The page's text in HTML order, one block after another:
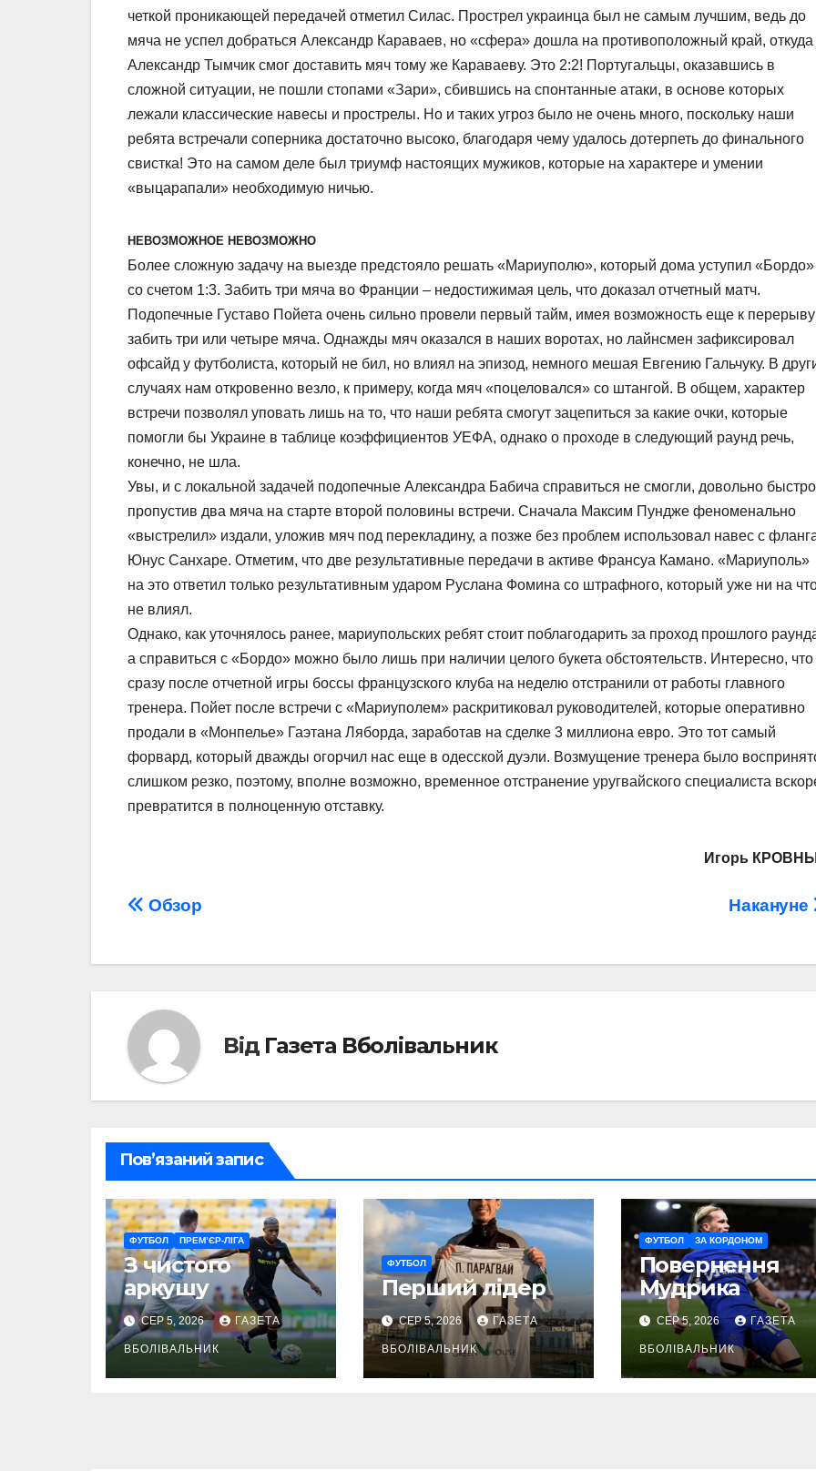
четкой проникающей передачей отметил Силас. Прострел украинца был не самым лучшим, ведь до
мяча не успел добраться Александр Караваев, но «сфера» дошла на противоположный край, откуда
Александр Тымчик смог доставить мяч тому же Караваеву. Это 2:2! Португальцы, оказавшись в
сложной ситуации, не пошли стопами «Зари», сбившись на спонтанные атаки, в основе которых
лежали классические навесы и прострелы. Но и таких угроз было не очень много, поскольку наши
ребята встречали соперника достаточно высоко, благодаря чему удалось дотерпеть до финального
свистка! Это на самом деле был триумф настоящих мужиков, которые на характере и умении
«выцарапали» необходимую ничью.
НЕВОЗМОЖНОЕ НЕВОЗМОЖНО
Более сложную задачу на выезде предстояло решать «Мариуполю», который дома уступил «Бордо»
со счетом 1:3. Забить три мяча во Франции – недостижимая цель, что доказал отчетный матч.
Подопечные Густаво Пойета очень сильно провели первый тайм, имея возможность еще к перерыву
забить три или четыре мяча. Однажды мяч оказался в наших воротах, но лайнсмен зафиксировал
офсайд у футболиста, который не бил, но влиял на эпизод, немного мешая Евгению Гальчуку. В
случаях нам откровенно везло, к примеру, когда мяч «поцеловался» со штангой. В общем, характер
встречи позволял уповать лишь на то, что наши ребята смогут зацепиться за какие очки, которые
помогли бы Украине в таблице коэффициентов УЕФА, однако о проходе в следующий раунд речь,
конечно, не шла.
Увы, и с локальной задачей подопечные Александра Бабича справиться не смогли, довольно быстро
пропустив два мяча на старте второй половины встречи. Сначала Максим Пундже феноменально
«выстрелил» издали, уложив мяч под перекладину, а позже без проблем использовал навес с
Юнус Санхаре. Отметим, что две результативные передачи в активе Франсуа Камано. «Мариуполь»
на это ответил только результативным ударом Руслана Фомина со штрафного, который уже ни на
не влиял.
Однако, как уточнялось ранее, мариупольских ребят стоит поблагодарить за проход прошлого
а справиться с «Бордо» можно было лишь при наличии целого букета обстоятельств. Интересно, что
сразу после отчетной игры боссы французского клуба на неделю отстранили от работы главного
тренера. Пойет после встречи с «Мариуполем» раскритиковал руководителей, которые оперативно
продали в «Монпелье» Гаэтана Ляборда, заработав на сделке 3 миллиона евро. Это тот самый
форвард, который дважды огорчил нас еще в одесской дуэли. Возмущение тренера было
слишком резко, поэтому, вполне возможно, временное отстранение уругвайского специалиста
превратится в полноценную отставку.
Игорь
Навігація
Накануне
Обзор
Від Газета Вболівальник
Пов’язаний запис
ФУТБОЛ ПРЕМ’ЄР-ЛІГА
З чистого
аркушу
СЕР 5, 2026 ГАЗЕТА
ВБОЛІВАЛЬНИК
ФУТБОЛ
Перший лідер
СЕР 5, 2026 ГАЗЕТА
ВБОЛІВАЛЬНИК
ФУТБОЛ ЗА КОРДОНОМ
Повернення
Мудрика
СЕР 5, 2026 ГАЗЕТА
ВБОЛІВАЛЬНИК